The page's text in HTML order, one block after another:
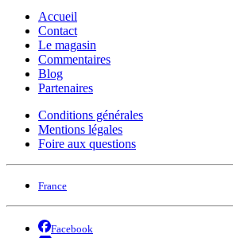
Accueil
Contact
Le magasin
Commentaires
Blog
Partenaires
Conditions générales
Mentions légales
Foire aux questions
France
Facebook